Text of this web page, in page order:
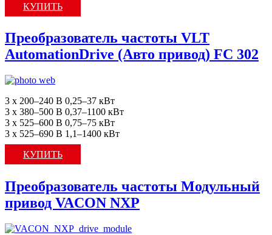
КУПИТЬ
Преобразователь частоты VLT
AutomationDrive (Авто привод) FC 302
3 x 200–240 В 0,25–37 кВт
3 x 380–500 В 0,37–1100 кВт
3 x 525–600 В 0,75–75 кВт
3 x 525–690 В 1,1–1400 кВт
КУПИТЬ
Преобразователь частоты Модульный
привод VACON NXP